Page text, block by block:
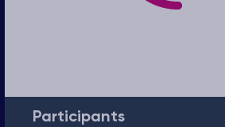
Participants